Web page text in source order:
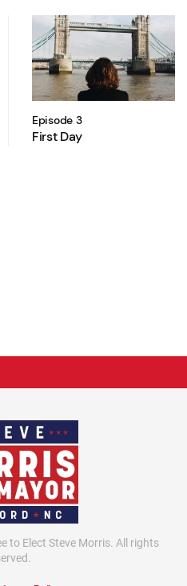
Episode 3
First Day
to Elect Steve Morris. All rights